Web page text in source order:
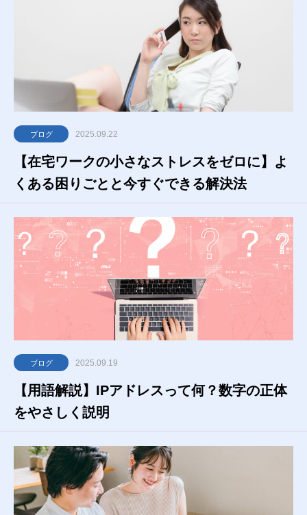
ブログ 2025.09.22
【在宅ワークの小さなストレスをゼロに】よ
くある困りごとと今すぐできる解決法
ブログ 2025.09.19
【用語解説】IPアドレスって何？数字の正体
をやさしく説明